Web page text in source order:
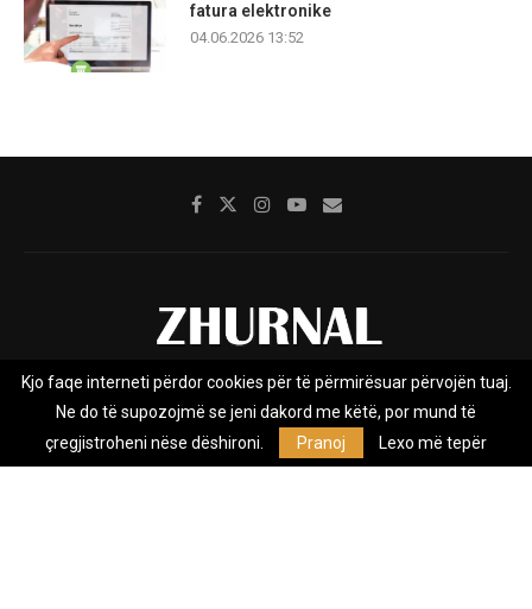
fatura elektronike
04.06.2026 13:52
Rreth nesh Impresumi Marketing
Privacy Policy
Zhurnal.mk është Agjenci e Lajmeve e pavarur, e themeluar në vitin
Kjo faqe interneti përdor cookies për të përmirësuar përvojën tuaj.
Ne do të supozojmë se jeni dakord me këtë, por mund të
çregjistroheni nëse dëshironi.
Pranoj Lexo më tepër